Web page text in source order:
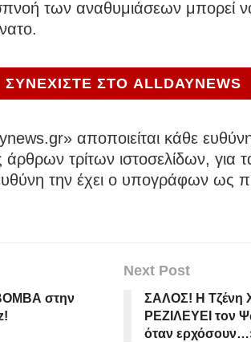
των αναθυμιάσεων μπορεί
ΣΥΝΕΧΙΣΤΕ ΣΤΟ ALLDAYNEWS
αποποιείται κάθε
άρθρων τρίτων ιστοσελίδων, για
την έχει ο υπογράφων ως
στην
Next Post
ΣΑΛΟΣ! Η Τζένη
ΡΕΖΙΛΕΥΕΙ τον
όταν